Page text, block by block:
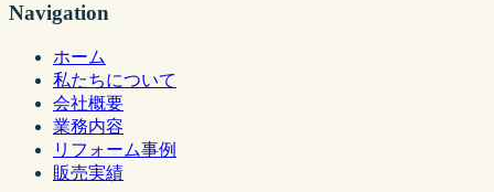
Navigation
ホーム
私たちについて
会社概要
業務内容
リフォーム事例
販売実績